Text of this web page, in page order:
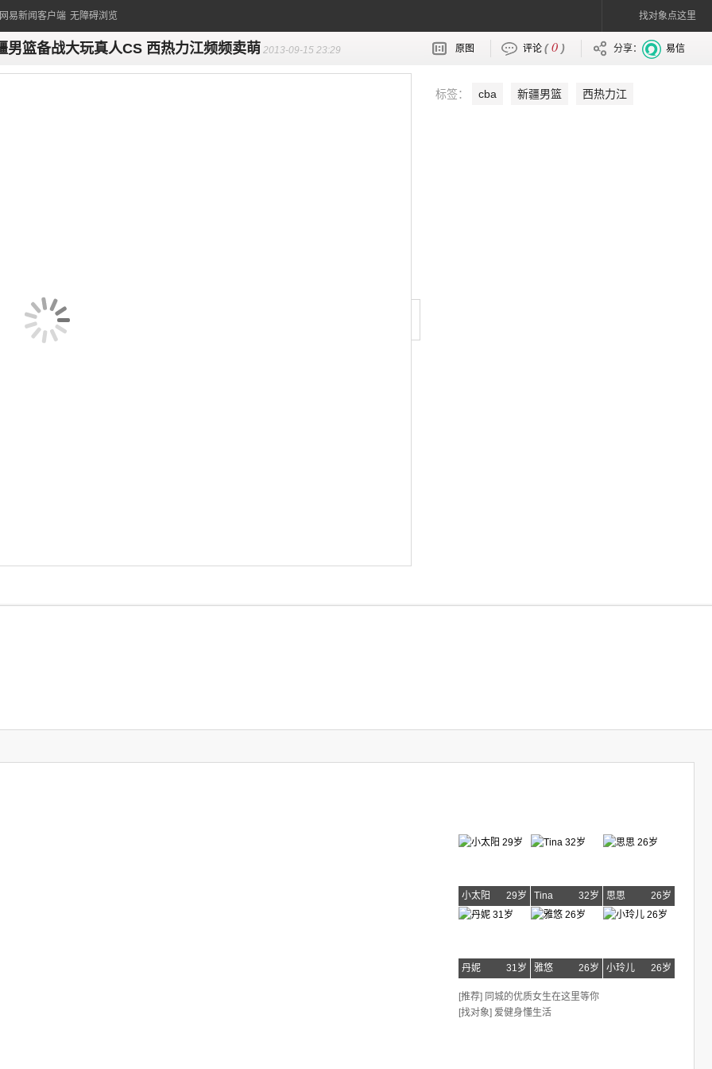
易新闻客户端 无障碍浏览 找对象点这里
男篮备战大玩真人CS 西热力江频频卖萌 2013-09-15 23:29 原图 评论 (0 ) 分享： 易信
标签： cba 新疆男篮 西热力江
小太阳 29岁 Tina 32岁 思思 26岁
丹妮 31岁 雅悠 26岁 小玲儿 26岁
[推荐] 同城的优质女生在这里等你
[找对象] 爱健身懂生活